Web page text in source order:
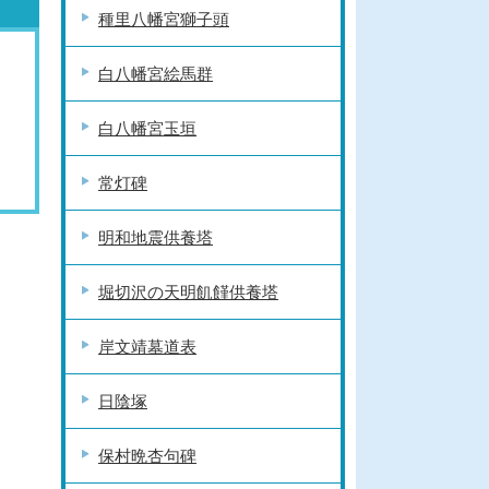
種里八幡宮獅子頭
白八幡宮絵馬群
白八幡宮玉垣
常灯碑
明和地震供養塔
堀切沢の天明飢饉供養塔
岸文靖墓道表
日陰塚
保村晩杏句碑